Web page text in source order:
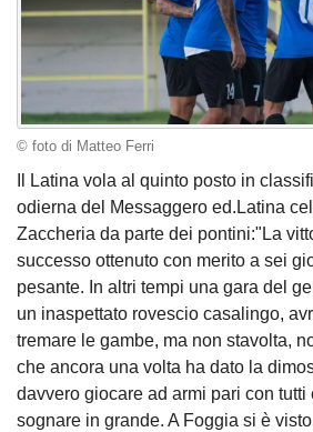
© foto di Matteo Ferri
Il Latina vola al quinto posto in
odierna del Messaggero ed.Latina
Zaccheria da parte dei pontini:"La
successo ottenuto con merito a sei
pesante. In altri tempi una gara del
un inaspettato rovescio casalingo,
tremare le gambe, ma non stavolta,
che ancora una volta ha dato la
davvero giocare ad armi pari con tutti
sognare in grande. A Foggia si è